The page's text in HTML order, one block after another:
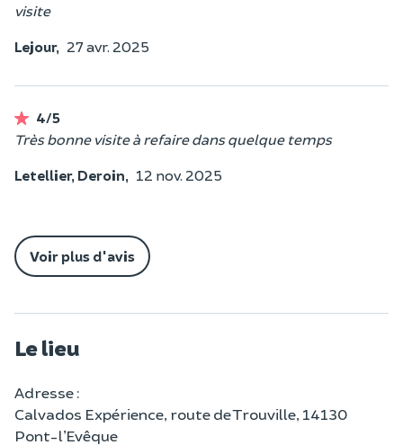
visite
Lejour, 27 avr. 2025
4/5
Très bonne visite à refaire dans quelque temps
Letellier, Deroin, 12 nov. 2025
Voir plus d'avis
Le lieu
Adresse :
Calvados Expérience, route de Trouville, 14130
Pont-l’Evêque